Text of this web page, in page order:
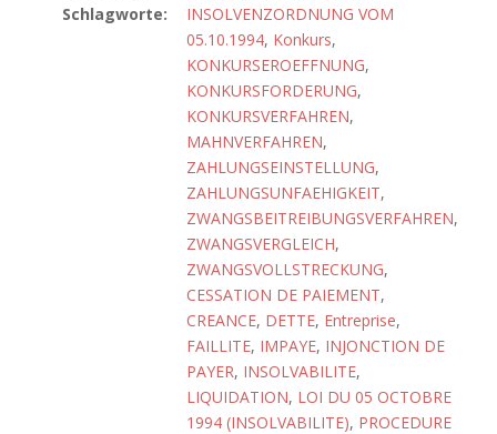
Schlagworte:
INSOLVENZORDNUNG VOM
05.10.1994, Konkurs,
KONKURSEROEFFNUNG,
KONKURSFORDERUNG,
KONKURSVERFAHREN,
MAHNVERFAHREN,
ZAHLUNGSEINSTELLUNG,
ZAHLUNGSUNFAEHIGKEIT,
ZWANGSBEITREIBUNGSVERFAHREN,
ZWANGSVERGLEICH,
ZWANGSVOLLSTRECKUNG,
CESSATION DE PAIEMENT,
CREANCE, DETTE, Entreprise,
FAILLITE, IMPAYE, INJONCTION DE
PAYER, INSOLVABILITE,
LIQUIDATION, LOI DU 05 OCTOBRE
1994 (INSOLVABILITE), PROCEDURE